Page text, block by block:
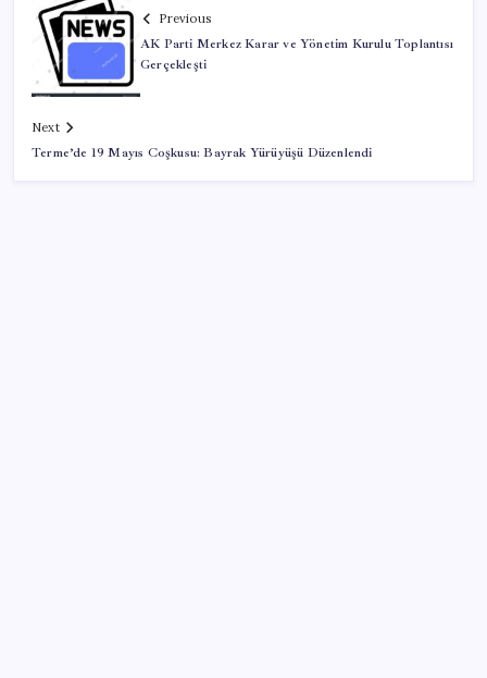
Previous
AK Parti Merkez Karar ve Yönetim Kurulu Toplantısı
Gerçekleşti
Next
Terme’de 19 Mayıs Coşkusu: Bayrak Yürüyüşü Düzenlendi